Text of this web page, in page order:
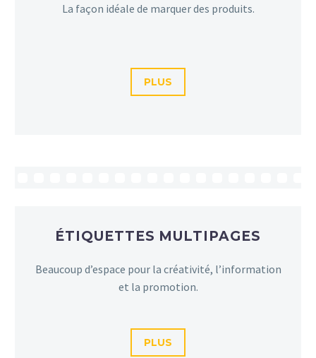
La façon idéale de marquer des produits.
PLUS
ÉTIQUETTES MULTIPAGES
Beaucoup d’espace pour la créativité, l’information
et la promotion.
PLUS